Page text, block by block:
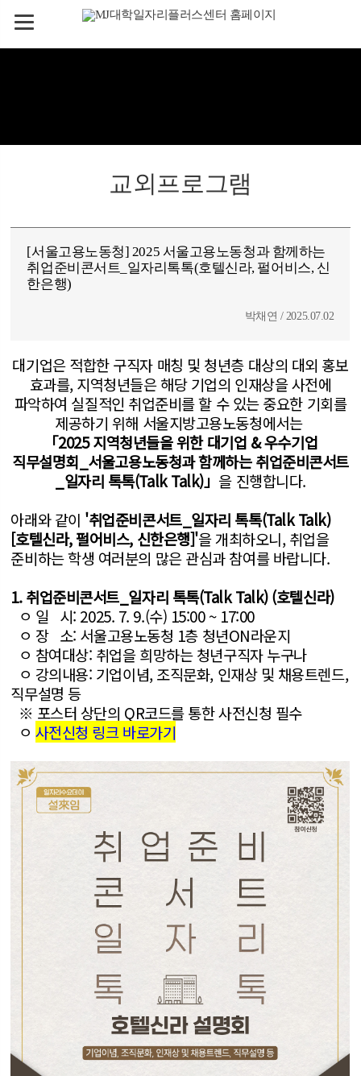
교외프로그램
[서울고용노동청] 2025 서울고용노동청과 함께하는
취업준비콘서트_일자리톡톡(호텔신라, 펄어비스, 신
한은행)
박채연 / 2025.07.02
대기업은 적합한 구직자 매칭 및 청년층 대상의 대외 홍보
효과를, 지역청년들은 해당 기업의 인재상을 사전에
파악하여 실질적인 취업준비를 할 수 있는 중요한 기회를
제공하기 위해 서울지방고용노동청에서는
「2025 지역청년들을 위한 대기업 & 우수기업
직무설명회_서울고용노동청과 함께하는 취업준비콘서트
_일자리 톡톡(Talk Talk)」 을 진행합니다.
아래와 같이 '취업준비콘서트_일자리 톡톡(Talk Talk)
[호텔신라, 펄어비스, 신한은행]'을개최하오니, 취업을
준비하는 학생 여러분의 많은 관심과 참여를 바랍니다.
1. 취업준비콘서트_일자리 톡톡(Talk Talk) (호텔신라)
ㅇ 일 시: 2025. 7. 9.(수) 15:00 ~ 17:00
ㅇ 장 소: 서울고용노동청 1층 청년ON라운지
ㅇ 참여대상: 취업을 희망하는 청년구직자 누구나
ㅇ 강의내용: 기업이념, 조직문화, 인재상 및 채용트렌드,
직무설명 등
※ 포스터 상단의 QR코드를 통한 사전신청 필수
ㅇ 사전신청 링크 바로가기